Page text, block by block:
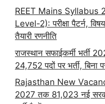
REET Mains Syllabus
Level-2): परीक्षा पैटर्न,
तैयारी रणनीति
राजस्थान सफाईकर्मी भर्ती
24,752 पदों पर भर्ती, बिना
Rajasthan New
2027 तक 81,023 नई